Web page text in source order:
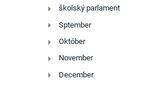
školský parlament
Sptember
Október
November
December